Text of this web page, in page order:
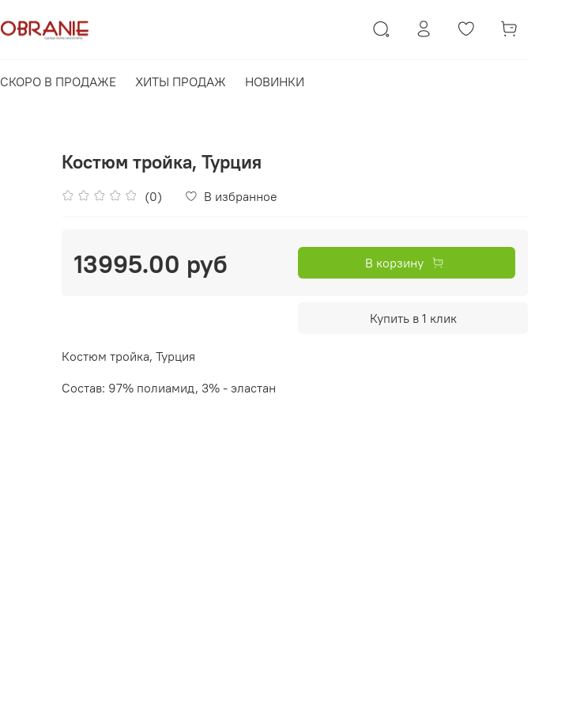
СКОРО В ПРОДАЖЕ ХИТЫ ПРОДАЖ НОВИНКИ
Костюм тройка, Турция
(0) В избранное
13995.00 руб В корзину
Купить в 1 клик
Костюм тройка, Турция
Состав: 97% полиамид, 3% - эластан